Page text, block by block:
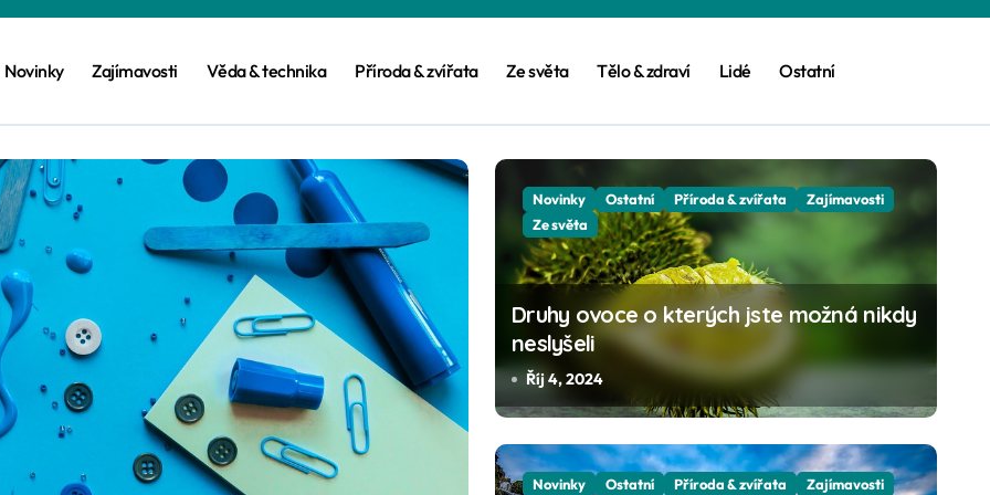
Novinky Zajímavosti Věda & technika Příroda & zvířata Ze světa Tělo & zdraví Lidé Ostatní
Novinky Ostatní Příroda & zvířata
Novinky Ostatní Příroda & zvířata
Zajímavosti
Ze světa
Druhy ovoce o kterých jste možná nikdy
neslyšeli
Říj 4, 2024
Novinky Ostatní Příroda & zvířata
Zajímavosti